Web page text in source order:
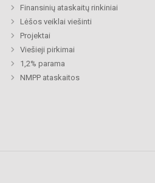
Finansinių ataskaitų rinkiniai
Lėšos veiklai viešinti
Projektai
Viešieji pirkimai
1,2% parama
NMPP ataskaitos